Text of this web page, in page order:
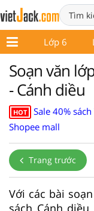
5 Lớp 6
Soạn văn
- Cánh diều
HOT
Sale 40%
Shopee mall
Trang trước
Với các bài
sách Cánh